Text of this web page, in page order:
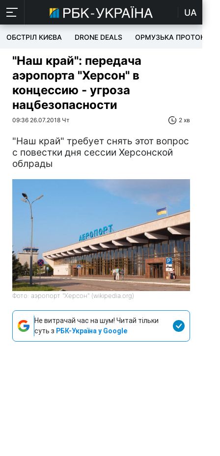
UA
ОБСТРІЛ КИЄВА DRONE DEALS ОРМУЗЬКА ПРОТОКА
"Наш край": передача
аэропорта "Херсон" в
концессию - угроза
нацбезопасности
09:36 26.07.2018 Чт 2 хв
"Наш край" требует снять этот вопрос
с повестки дня сессии Херсонской
облрады
Фото: аэропорт "Херсон" (wikipedia.org)
Не витрачай час на шум! Читай тільки
суть з РБК-Україна у Google